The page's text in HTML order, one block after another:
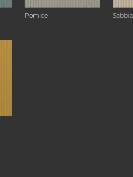
Pomice Sabbia